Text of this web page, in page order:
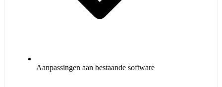
Aanpassingen aan bestaande software